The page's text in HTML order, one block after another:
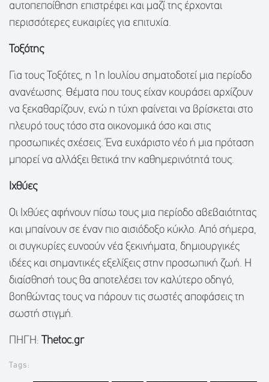
αυτοπεποίθηση επιστρέφει και μαζί της έρχονται
περισσότερες ευκαιρίες για επιτυχία.
Τοξότης
Για τους Τοξότες, η 1η Ιουλίου σηματοδοτεί μια περίοδο
ανανέωσης. Θέματα που τους είχαν κουράσει αρχίζουν
να ξεκαθαρίζουν, ενώ η τύχη φαίνεται να βρίσκεται στο
πλευρό τους τόσο στα οικονομικά όσο και στις
προσωπικές σχέσεις. Ένα ευχάριστο νέο ή μια πρόταση
μπορεί να αλλάξει θετικά την καθημερινότητά τους.
Ιχθύες
Οι Ιχθύες αφήνουν πίσω τους μια περίοδο αβεβαιότητας
και μπαίνουν σε έναν πιο αισιόδοξο κύκλο. Από σήμερα,
οι συγκυρίες ευνοούν νέα ξεκινήματα, δημιουργικές
ιδέες και σημαντικές εξελίξεις στην προσωπική ζωή. Η
διαίσθησή τους θα αποτελέσει τον καλύτερο οδηγό,
βοηθώντας τους να πάρουν τις σωστές αποφάσεις τη
σωστή στιγμή.
ΠΗΓΗ: Thetoc.gr
Tags: